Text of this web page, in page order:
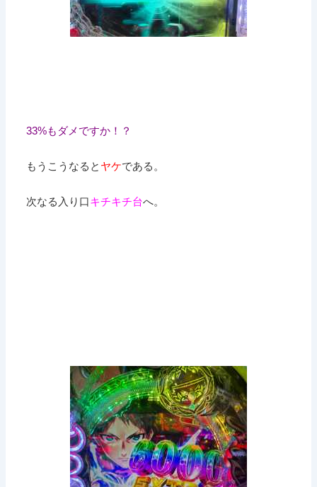
33%もダメですか！？
もうこうなると ヤケである。
次なる入り口キチキチ台へ。